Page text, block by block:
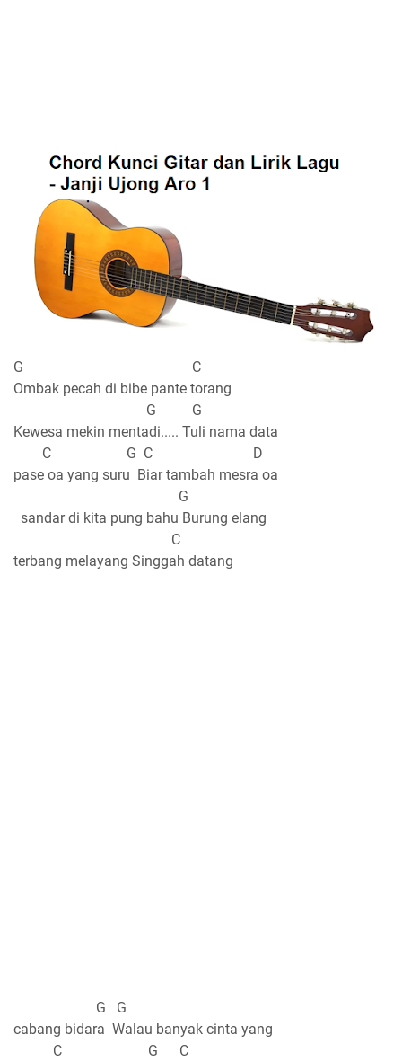
G C
Ombak pecah di bibe pante torang
G G
Kewesa mekin mentadi..... Tuli nama data
C G C D
pase oa yang suru Biar tambah mesra oa
G
sandar di kita pung bahu Burung elang
C
terbang melayang Singgah datang
G G
cabang bidara Walau banyak cinta yang
C G C